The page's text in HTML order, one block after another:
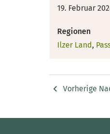
19. Februar
Regionen
Ilzer Land,
Vorherige